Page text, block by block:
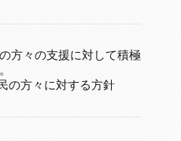
方々の支援に対して積極
の方々に対する方針